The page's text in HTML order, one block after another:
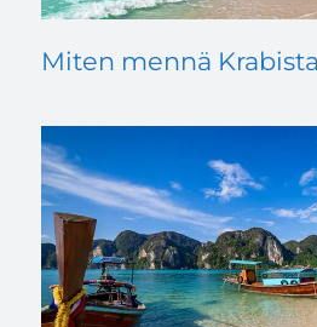
Miten mennä